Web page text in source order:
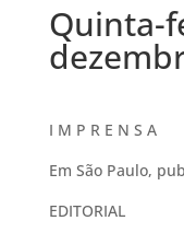
Quinta-
I M P R E N S A
Em São Paulo,
EDITORIAL